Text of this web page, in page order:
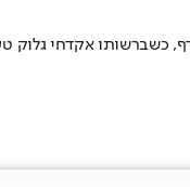
כשברשותו אקדחי גלוק